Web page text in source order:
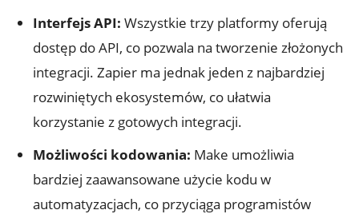
Interfejs API: Wszystkie trzy ‍platformy oferują⁤
dostęp do API,‌ co pozwala‌ na tworzenie złożonych
integracji. Zapier ma jednak jeden z najbardziej
rozwiniętych ekosystemów, co ułatwia
korzystanie ⁢z ⁣gotowych integracji.
Możliwości kodowania: Make umożliwia
bardziej zaawansowane użycie kodu w
automatyzacjach, co przyciąga programistów